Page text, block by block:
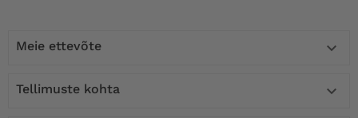
Meie ettevõte 
Tellimuste kohta 